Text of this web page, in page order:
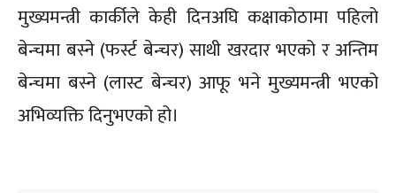
मुख्यमन्त्री कार्कीले केही दिनअघि कक्षाकोठामा पहिलो
बेन्चमा बस्ने (फर्स्ट बेन्चर) साथी खरदार भएको र अन्तिम
बेन्चमा बस्ने (लास्ट बेन्चर) आफू भने मुख्यमन्त्री भएको
अभिव्यक्ति दिनुभएको हो।